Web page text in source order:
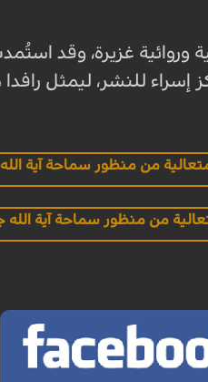
وروائية غزيرة، وقد
للنشر، ليمثل
من منظور سماحة آية
من منظور سماحة آية الله